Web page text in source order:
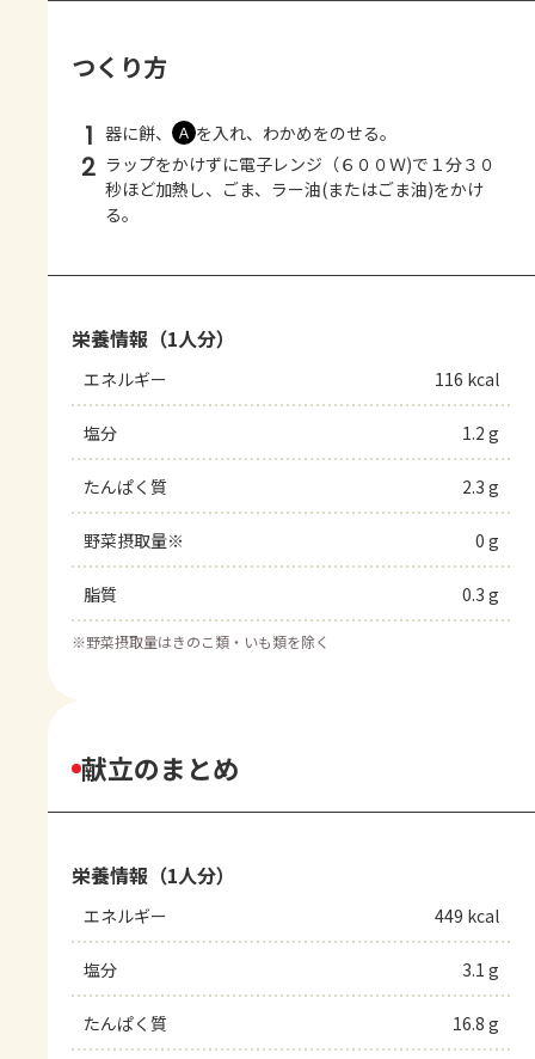
つくり方
1 器に餅、 Ａ を入れ、わかめをのせる。
2 ラップをかけずに電子レンジ（６００Ｗ)で１分３０
秒ほど加熱し、ごま、ラー油(またはごま油)をかけ
る。
栄養情報（1人分）
エネルギー 116 kcal
塩分 1.2 g
たんぱく質 2.3 g
野菜摂取量※ 0 g
脂質 0.3 g
※野菜摂取量はきのこ類・いも類を除く
献立のまとめ
栄養情報（1人分）
エネルギー 449 kcal
塩分 3.1 g
たんぱく質 16.8 g